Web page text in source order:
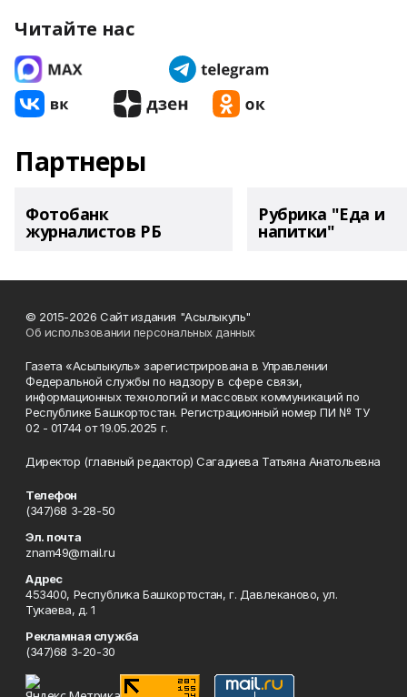
Читайте нас
Партнеры
Фотобанк
журналистов РБ
Рубрика "Еда и
напитки"
© 2015-2026 Сайт издания "Асылыкуль"
Об использовании персональных данных
Газета «Асылыкуль» зарегистрирована в Управлении
Федеральной службы по надзору в сфере связи,
информационных технологий и массовых коммуникаций по
Республике Башкортостан. Регистрационный номер ПИ № ТУ
02 - 01744 от 19.05.2025 г.
Директор (главный редактор) Сагадиева Татьяна Анатольевна
Телефон
(347)68 3-28-50
Эл. почта
znam49@mail.ru
Адрес
453400, Республика Башкортостан, г. Давлеканово, ул.
Тукаева, д. 1
Рекламная служба
(347)68 3-20-30